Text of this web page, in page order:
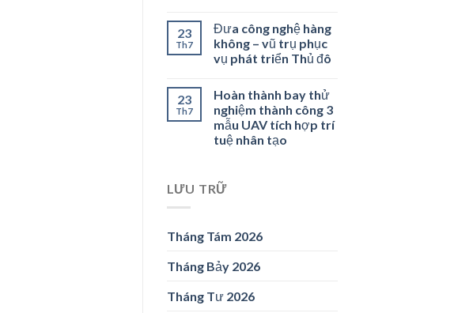
23
Th7
Đưa công nghệ hàng
không – vũ trụ phục
vụ phát triển Thủ đô
23
Th7
Hoàn thành bay thử
nghiệm thành công 3
mẫu UAV tích hợp trí
tuệ nhân tạo
LƯU TRỮ
Tháng Tám 2026
Tháng Bảy 2026
Tháng Tư 2026